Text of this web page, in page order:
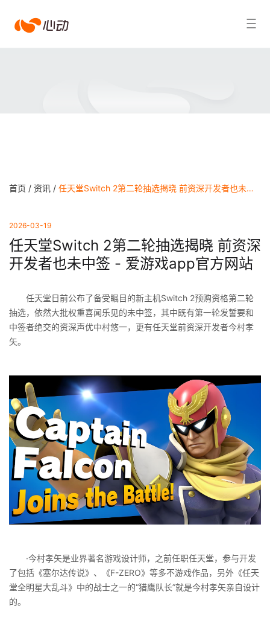
爱搜索结果
首页 / 资讯 / 任天堂Switch 2第二轮抽选揭晓 前资深开发者也未中签 - 爱游戏app官方网站
2026-03-19
任天堂Switch 2第二轮抽选揭晓 前资深
开发者也未中签 - 爱游戏app官方网站
任天堂日前公布了备受瞩目的新主机Switch 2预购资格第二轮
抽选，依然大批权重喜闻乐见的未中签，其中既有第一轮发誓要和
中签者绝交的资深声优中村悠一，更有任天堂前资深开发者今村孝
矢。
·今村孝矢是业界著名游戏设计师，之前任职任天堂，参与开发
了包括《塞尔达传说》、《F-ZERO》等多不游戏作品，另外《任天
堂全明星大乱斗》中的战士之一的“猎鹰队长”就是今村孝矢亲自设计
的。